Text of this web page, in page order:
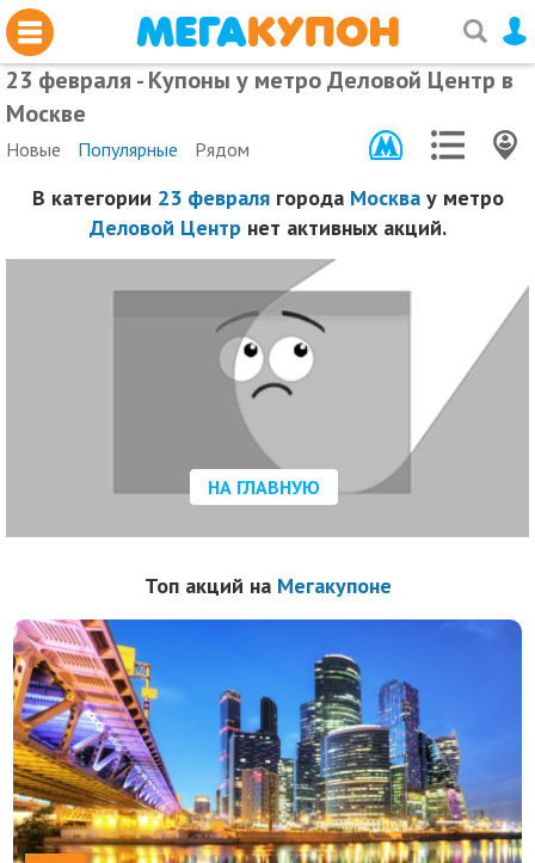
23 февраля - Купоны у метро Деловой Центр в
Москве
Новые Популярные Рядом
В категории 23 февралягорода Москвау метро
Деловой Центр нет активных акций.
НА ГЛАВНУЮ
Топ акций на Мегакупоне